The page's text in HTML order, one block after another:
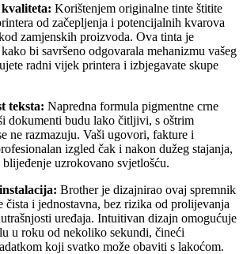
Korištenjem originalne tinte štitite
od začepljenja i potencijalnih kvarova
zamjenskih proizvoda. Ova tinta je
bi savršeno odgovarala mehanizmu vašeg
radni vijek printera i izbjegavate skupe
teksta: Napredna formula pigmentne crne
dokumenti budu lako čitljivi, s oštrim
ne razmazuju. Vaši ugovori, fakture i
izgled čak i nakon dužeg stajanja,
uzrokovano svjetlošću.
Brother je dizajnirao ovaj spremnik
čista i jednostavna, bez rizika od prolijevanja
uređaja. Intuitivan dizajn omogućuje
u roku od nekoliko sekundi, čineći
koji svatko može obaviti s lakoćom.